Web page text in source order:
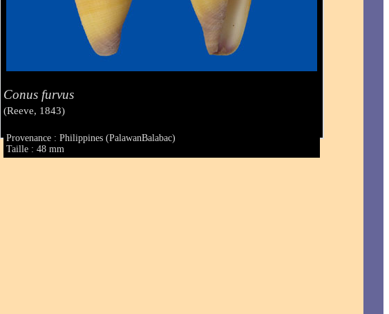
Conus furvus
(Reeve, 1843)
Provenance : Philippines (PalawanBalabac)
Taille : 48 mm